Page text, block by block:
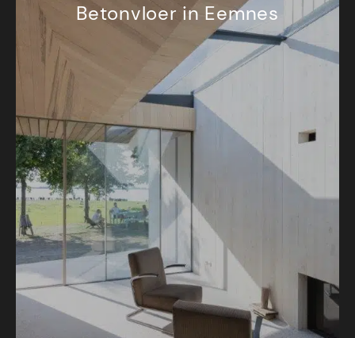
Betonvloer in Eemnes